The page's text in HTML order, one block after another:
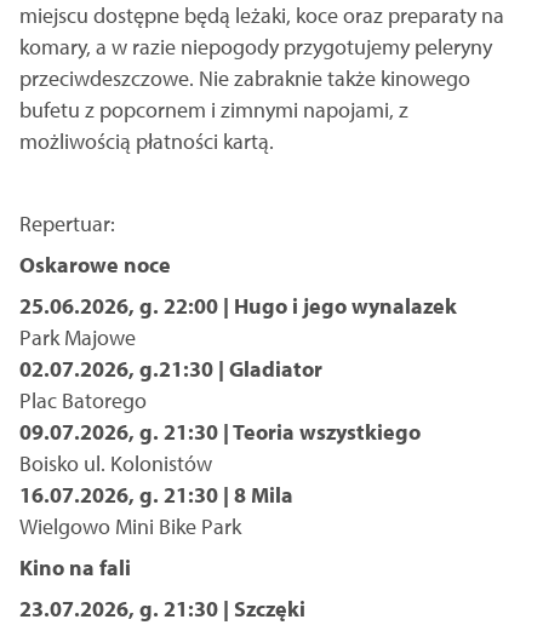
miejscu dostępne będą leżaki, koce oraz preparaty na
komary, a w razie niepogody przygotujemy peleryny
przeciwdeszczowe. Nie zabraknie także kinowego
bufetu z popcornem i zimnymi napojami, z
możliwością płatności kartą.
Repertuar:
Oskarowe noce
25.06.2026, g. 22:00 | Hugo i jego wynalazek
Park Majowe
02.07.2026, g.21:30 | Gladiator
Plac Batorego
09.07.2026, g. 21:30 | Teoria wszystkiego
Boisko ul. Kolonistów
16.07.2026, g. 21:30 | 8 Mila
Wielgowo Mini Bike Park
Kino na fali
23.07.2026, g. 21:30 | Szczęki